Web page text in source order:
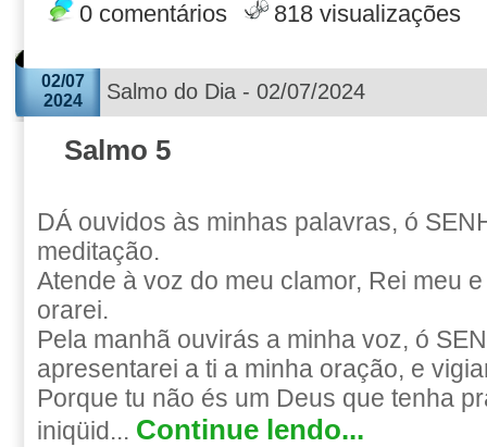
0 comentários 818 visualizações
02/07
2024
Salmo do Dia - 02/07/2024
Salmo 5
DÁ ouvidos às minhas palavras, ó
meditação.
Atende à voz do meu clamor, Rei meu
orarei.
Pela manhã ouvirás a minha voz, ó
apresentarei a ti a minha oração, e
Porque tu não és um Deus que tenha
iniqüid... Continue lendo...